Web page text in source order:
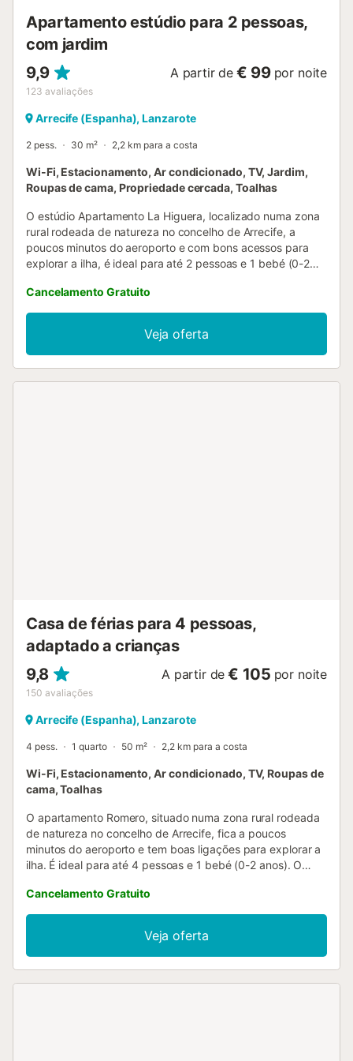
Apartamento estúdio para 2 pessoas,
com jardim
9,9
123 avaliações
A partir de € 99 por noite
Arrecife (Espanha), Lanzarote
2 pess. 30 m² 2,2 km para a costa
Wi-Fi, Estacionamento, Ar condicionado, TV, Jardim,
Roupas de cama, Propriedade cercada, Toalhas
O estúdio Apartamento La Higuera, localizado numa zona
rural rodeada de natureza no concelho de Arrecife, a
poucos minutos do aeroporto e com bons acessos para
explorar a ilha, é ideal para até 2 pessoas e 1 bebé (0-2
17 anos. O apartamento de 30 m², com excelentes vistas
para o Atlântico, oferece uma área de estar/quarto, 1 casa
de banho, 1 cozinha totalmente equipada e um espaço
exterior partilhado com jardim e terraço descoberto. Entre
as comodidades adicionais encontram-se Wi-Fi de alta
Cancelamento Gratuito
Veja oferta
Casa de férias para 4 pessoas,
adaptado a crianças
9,8
150 avaliações
A partir de € 105 por noite
Arrecife (Espanha), Lanzarote
4 pess. 1 quarto 50 m² 2,2 km para a costa
Wi-Fi, Estacionamento, Ar condicionado, TV, Roupas de
cama, Toalhas
O apartamento Romero, situado numa zona rural rodeada
de natureza no concelho de Arrecife, fica a poucos
minutos do aeroporto e tem boas ligações para explorar a
ilha. É ideal para até 4 pessoas e 1 bebé (0-2 anos). O
mar e para a montanha. Dispõe de 1 quarto com cama de
casal, 1 casa de banho, sala de estar com sofá-cama para
2 pessoas, cozinha totalmente equipada e espaço exterior
privado com jardim e terraço descoberto. Entre as
comodidades adicionais encontram-se Wi-Fi de alta
Cancelamento Gratuito
Veja oferta